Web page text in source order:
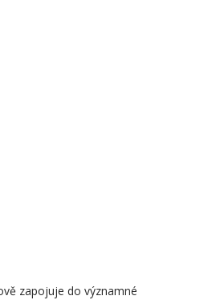
zapojuje do významné